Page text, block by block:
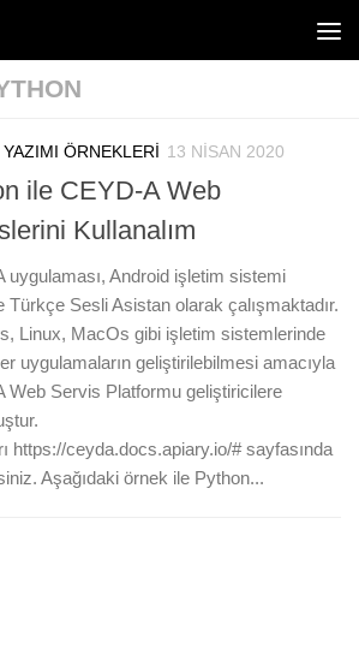
ÖRNEKLERI 13 NISAN 2020
ile CEYD-A Web
Kullanalım
uygulaması, Android işletim sistemi
Türkçe Sesli Asistan olarak çalışmaktadır.
Linux, MacOs gibi işletim sistemlerinde
uygulamaların geliştirilebilmesi amacıyla
Web Servis Platformu geliştiricilere
https://ceyda.docs.apiary.io/# sayfasında
Aşağıdaki örnek ile Python...